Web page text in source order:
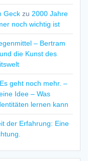
Geckzu 2000 Jahre
noch wichtig ist
– Bertram
die Kunst des
geht noch mehr. –
Idee – Was
lernen kann
der Erfahrung: Eine